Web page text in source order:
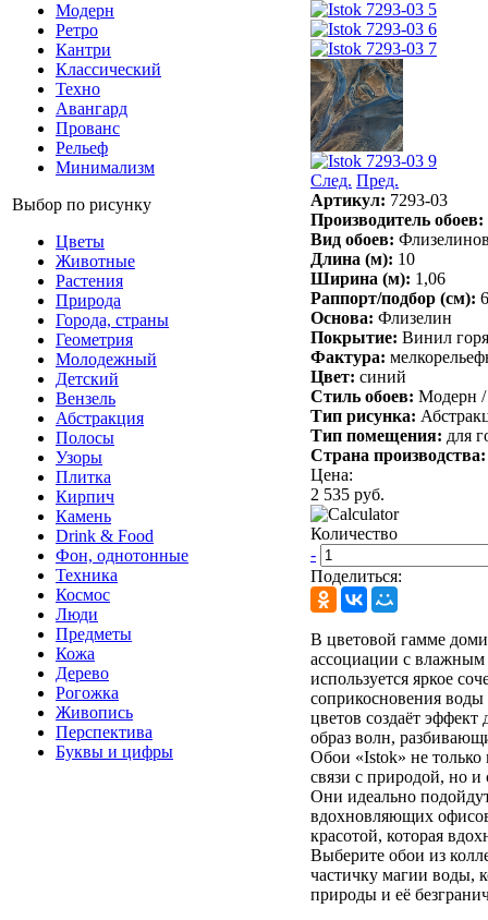
Модерн
Ретро
Кантри
Классический
Техно
Авангард
Прованс
Рельеф
Минимализм
Выбор по рисунку
Цветы
Животные
Растения
Природа
Города, страны
Геометрия
Молодежный
Детский
Вензель
Абстракция
Полосы
Узоры
Плитка
Кирпич
Камень
Drink & Food
Фон, однотонные
Техника
Космос
Люди
Предметы
Кожа
Дерево
Рогожка
Живопись
Перспектива
Буквы и цифры
След. Пред.
Артикул: 7293-03
Производитель обоев:
Вид обоев:
Длина (м): 10
Ширина (м): 1,06
Раппорт/подбор (см):
Основа: Флизелин
Покрытие: Винил
Фактура:
Цвет: синий
Стиль обоев: Модерн /
Тип рисунка:
Тип помещения: для
Страна
Цена:
2 535 руб.
Количество
-
Поделиться:
В цветовой гамме
ассоциации с влажным
используется яркое
соприкосновения
цветов создаёт
образ волн,
Обои «Istok» не
связи с природой, но и
Они идеально
вдохновляющих
красотой, которая
Выберите обои из
частичку магии воды,
природы и её